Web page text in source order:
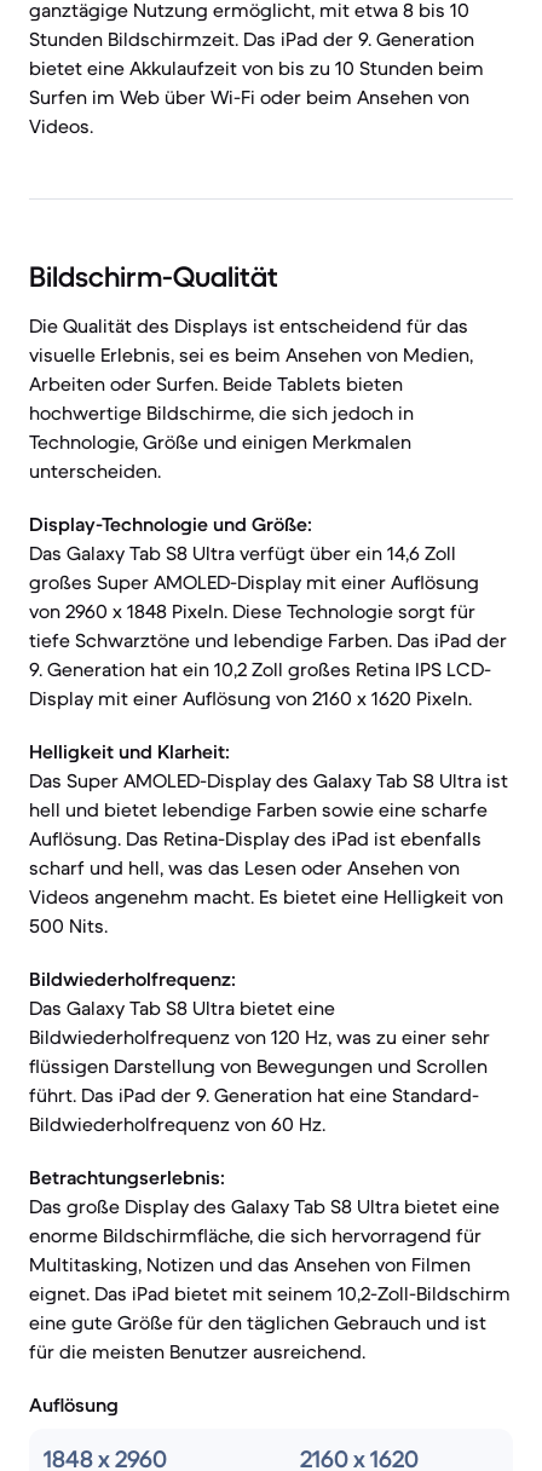
ganztägige Nutzung ermöglicht, mit etwa 8 bis 10
Stunden Bildschirmzeit. Das iPad der 9. Generation
bietet eine Akkulaufzeit von bis zu 10 Stunden beim
Surfen im Web über Wi-Fi oder beim Ansehen von
Videos.
Bildschirm-Qualität
Die Qualität des Displays ist entscheidend für das
visuelle Erlebnis, sei es beim Ansehen von Medien,
Arbeiten oder Surfen. Beide Tablets bieten
hochwertige Bildschirme, die sich jedoch in
Technologie, Größe und einigen Merkmalen
unterscheiden.
Display-Technologie und Größe:
Das Galaxy Tab S8 Ultra verfügt über ein 14,6 Zoll
großes Super AMOLED-Display mit einer Auflösung
von 2960 x 1848 Pixeln. Diese Technologie sorgt für
tiefe Schwarztöne und lebendige Farben. Das iPad der
9. Generation hat ein 10,2 Zoll großes Retina IPS LCD-
Display mit einer Auflösung von 2160 x 1620 Pixeln.
Helligkeit und Klarheit:
Das Super AMOLED-Display des Galaxy Tab S8 Ultra ist
hell und bietet lebendige Farben sowie eine scharfe
Auflösung. Das Retina-Display des iPad ist ebenfalls
scharf und hell, was das Lesen oder Ansehen von
Videos angenehm macht. Es bietet eine Helligkeit von
500 Nits.
Bildwiederholfrequenz:
Das Galaxy Tab S8 Ultra bietet eine
Bildwiederholfrequenz von 120 Hz, was zu einer sehr
flüssigen Darstellung von Bewegungen und Scrollen
führt. Das iPad der 9. Generation hat eine Standard-
Bildwiederholfrequenz von 60 Hz.
Betrachtungserlebnis:
Das große Display des Galaxy Tab S8 Ultra bietet eine
enorme Bildschirmfläche, die sich hervorragend für
Multitasking, Notizen und das Ansehen von Filmen
eignet. Das iPad bietet mit seinem 10,2-Zoll-Bildschirm
eine gute Größe für den täglichen Gebrauch und ist
für die meisten Benutzer ausreichend.
Auflösung
1848 x 2960 2160 x 1620